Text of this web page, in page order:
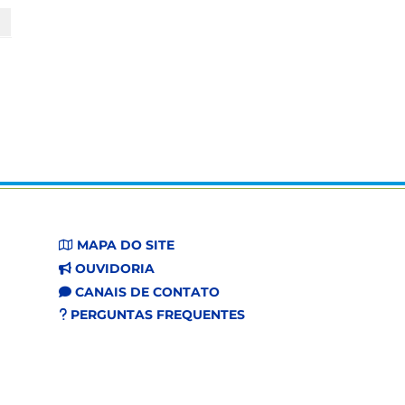
MAPA DO SITE
OUVIDORIA
CANAIS DE CONTATO
PERGUNTAS FREQUENTES